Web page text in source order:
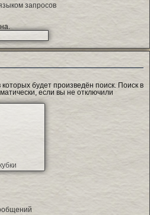
запросов
будет произведён поиск. Поиск в
если вы не отключили